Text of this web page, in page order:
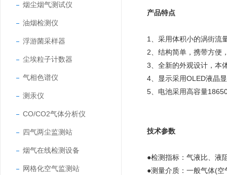
烟尘烟气测试仪
油烟检测仪
浮游菌采样器
尘埃粒子计数器
气相色谱仪
测汞仪
CO/CO2气体分析仪
四气两尘监测站
烟气在线检测设备
网格化空气监测站
产品特点
1、采用体积小的涡街流
2、结构简单，携带方便
3、全新的外观设计，本
4、显示采用OLED液晶
5、电池采用高容量
技术参数
●检测指标：气液比、液
●测量介质：一般气体(